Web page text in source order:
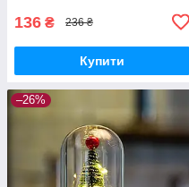
136 ₴ 236 ₴
Купити
–26%